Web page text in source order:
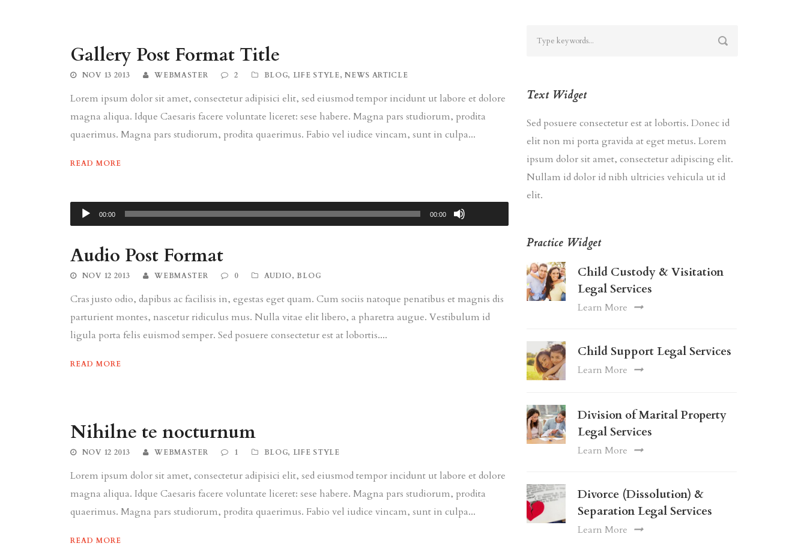
Gallery Post Format Title
NOV 13 2013 WEBMASTER 2 BLOG, LIFE STYLE, NEWS ARTICLE
Lorem ipsum dolor sit amet, consectetur adipisici elit, sed eiusmod tempor incidunt ut labore et dolore
magna aliqua. Idque Caesaris facere voluntate liceret: sese habere. Magna pars studiorum, prodita
quaerimus. Magna pars studiorum, prodita quaerimus. Fabio vel iudice vincam, sunt in culpa...
READ MORE
00:00 00:00
Audio Post Format
NOV 12 2013 WEBMASTER 0 AUDIO, BLOG
Cras justo odio, dapibus ac facilisis in, egestas eget quam. Cum sociis natoque penatibus et magnis dis
parturient montes, nascetur ridiculus mus. Nulla vitae elit libero, a pharetra augue. Vestibulum id
ligula porta felis euismod semper. Sed posuere consectetur est at lobortis....
READ MORE
Nihilne te nocturnum
NOV 12 2013 WEBMASTER 1 BLOG, LIFE STYLE
Lorem ipsum dolor sit amet, consectetur adipisici elit, sed eiusmod tempor incidunt ut labore et dolore
magna aliqua. Idque Caesaris facere voluntate liceret: sese habere. Magna pars studiorum, prodita
quaerimus. Magna pars studiorum, prodita quaerimus. Fabio vel iudice vincam, sunt in culpa...
READ MORE
Text Widget
Sed posuere consectetur est at lobortis. Donec id
elit non mi porta gravida at eget metus. Lorem
ipsum dolor sit amet, consectetur adipiscing elit.
Nullam id dolor id nibh ultricies vehicula ut id
elit.
Practice Widget
Child Custody & Visitation
Legal Services
Learn More
Child Support Legal Services
Learn More
Division of Marital Property
Legal Services
Learn More
Divorce (Dissolution) &
Separation Legal Services
Learn More